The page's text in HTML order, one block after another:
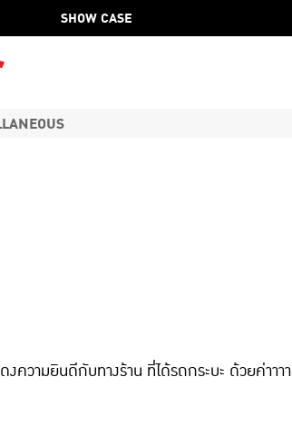
SHOW CASE
ความยินดีกับทางร้าน ที่ได้รถกระบะ ด้วยค่าาาา